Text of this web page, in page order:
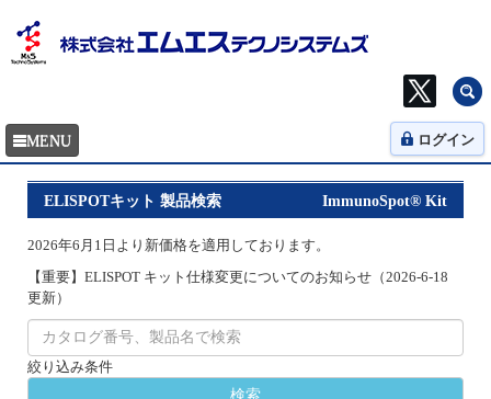
ログイン
ImmunoSpot® Kit
ELISPOTキット 製品検索
2026年6月1日より新価格を適用しております。
【重要】ELISPOT キット仕様変更についてのお知らせ（2026-6-18
更新）
絞り込み条件